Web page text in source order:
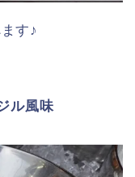
す♪
ル風味